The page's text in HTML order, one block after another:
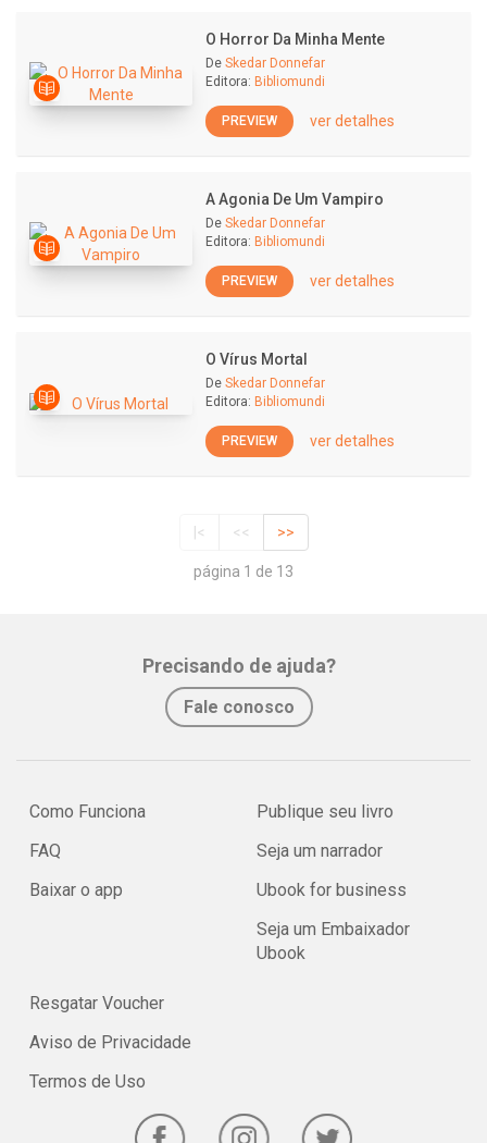
O Horror Da Minha Mente
De Skedar Donnefar
Editora: Bibliomundi
PREVIEW ver detalhes
A Agonia De Um Vampiro
De Skedar Donnefar
Editora: Bibliomundi
PREVIEW ver detalhes
O Vírus Mortal
De Skedar Donnefar
Editora: Bibliomundi
PREVIEW ver detalhes
|< << >>
página 1 de 13
Precisando de ajuda?
Fale conosco
Como Funciona
FAQ
Baixar o app
Publique seu livro
Seja um narrador
Ubook for business
Seja um Embaixador
Ubook
Resgatar Voucher
Aviso de Privacidade
Termos de Uso